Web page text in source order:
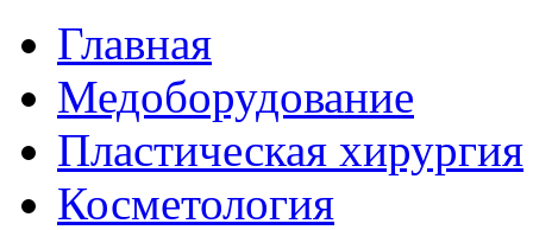
Главная
Медоборудование
Пластическая хирургия
Косметология